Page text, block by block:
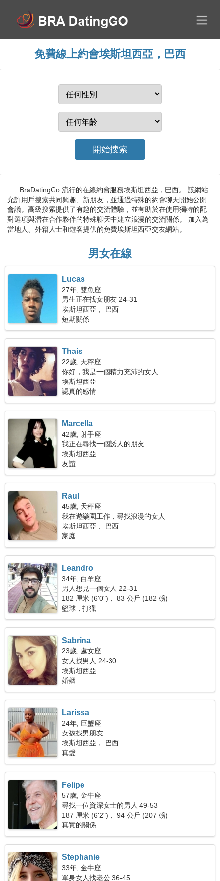
免費線上約會埃斯坦西亞，巴西
BraDatingGo 流行的在線約會服務埃斯坦西亞，巴西。 該網站
允許用戶搜索共同興趣、新朋友，並通過特殊的約會聊天開始公開
會議。高級搜索提供了有趣的交流體驗，並有助於在使用獨特的配
對選項與潛在合作夥伴的特殊聊天中建立浪漫的交流關係。 加入為
當地人、外籍人士和遊客提供的免費埃斯坦西亞交友網站。
男女在線
Lucas
27年, 雙魚座
男生正在找女朋友 24-31
埃斯坦西亞， 巴西
短期關係
Thais
22歲, 天秤座
你好，我是一個精力充沛的女人
埃斯坦西亞
認真的感情
Marcella
42歲, 射手座
我正在尋找一個誘人的朋友
埃斯坦西亞
友誼
Raul
45歲, 天秤座
我在遊樂園工作，尋找浪漫的女人
埃斯坦西亞， 巴西
家庭
Leandro
34年, 白羊座
男人想見一個女人 22-31
182 厘米 (6'0")， 83 公斤 (182 磅)
籃球，打獵
Sabrina
23歲, 處女座
女人找男人 24-30
埃斯坦西亞
婚姻
Larissa
24年, 巨蟹座
女孩找男朋友
埃斯坦西亞， 巴西
真愛
Felipe
57歲, 金牛座
尋找一位資深女士的男人 49-53
187 厘米 (6'2")， 94 公斤 (207 磅)
真實的關係
Stephanie
33年, 金牛座
單身女人找老公 36-45